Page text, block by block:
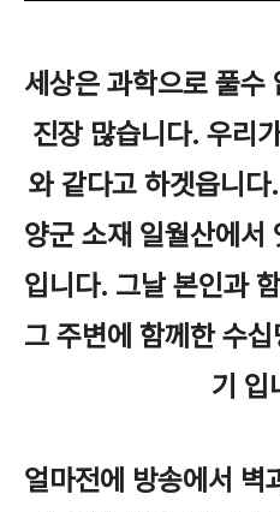
세상은 과학으로 풀수
진장 많습니다. 우리
와 같다고 하겟읍니
양군 소재 일월산에서
입니다. 그날 본인과
그 주변에 함께한 수
기 입
얼마전에 방송에서 벽